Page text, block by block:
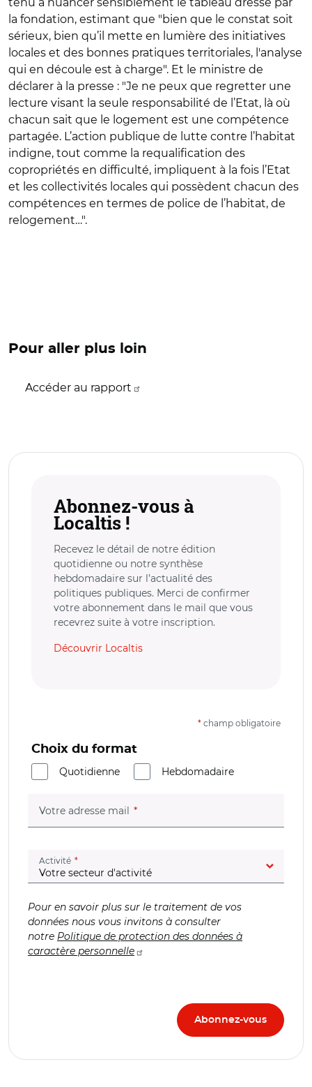
la fondation, estimant que "bien que le constat soit
sérieux, bien qu’il mette en lumière des initiatives
locales et des bonnes pratiques territoriales, l'analyse
qui en découle est à charge". Et le ministre de
déclarer à la presse : "Je ne peux que regretter une
lecture visant la seule responsabilité de l’Etat, là où
chacun sait que le logement est une compétence
partagée. L’action publique de lutte contre l’habitat
indigne, tout comme la requalification des
copropriétés en difficulté, impliquent à la fois l’Etat
et les collectivités locales qui possèdent chacun des
compétences en termes de police de l’habitat, de
relogement…".
Pour aller plus loin
Accéder au rapport
Abonnez-vous à
Localtis !
Recevez le détail de notre édition
quotidienne ou notre synthèse
hebdomadaire sur l’actualité des
politiques publiques. Merci de confirmer
votre abonnement dans le mail que vous
recevrez suite à votre inscription.
Découvrir Localtis
* champ obligatoire
Choix du format
Quotidienne
Hebdomadaire
Votre adresse mail (champ obligatoire)
Activité (champ obligatoire)
Pour en savoir plus sur le traitement de vos
données nous vous invitons à consulter
notre Politique de protection des données à
caractère personnelle